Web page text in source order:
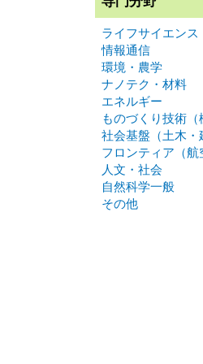
ライフサイエンス
情報通信
環境・農学
ナノテク・材料
エネルギー
ものづくり技術（
社会基盤（土木・
フロンティア（航
人文・社会
自然科学一般
その他